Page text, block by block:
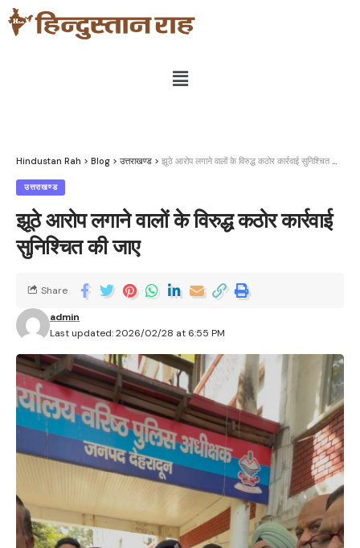
Hindustan Rah > Blog > उत्तराखण्ड > झूठे आरोप लगाने वालों के विरुद्ध कठोर कार्रवाई सुनिश्चित की जाए
उत्तराखण्ड
झूठे आरोप लगाने वालों के विरुद्ध कठोर कार्रवाई
सुनिश्चित की जाए
Last updated: 2026/02/28 at 6:55 PM
admin
Share